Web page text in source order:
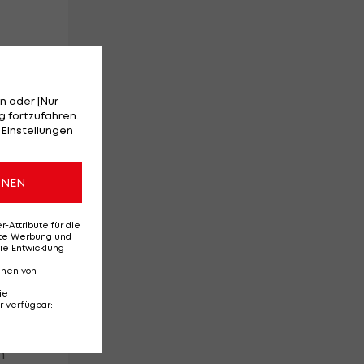
oder [Nur
fortzufahren.
Attribute für die
Werbung und
Entwicklung
von
verfügbar: